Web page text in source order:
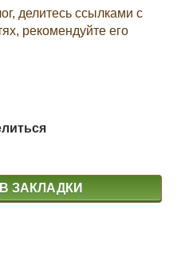
делитесь ссылками с
рекомендуйте его
ЗАКЛАДКИ